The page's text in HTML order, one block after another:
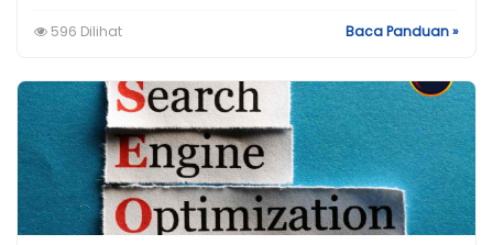
596 Dilihat Baca Panduan »